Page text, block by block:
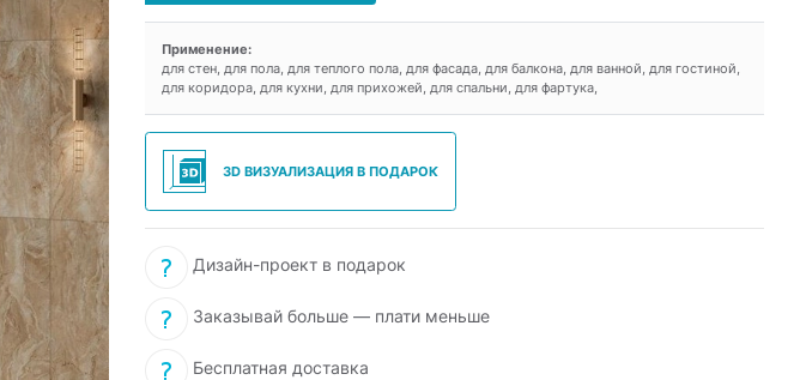
Применение:
для стен, для пола, для теплого пола, для фасада, для балкона, для ванной, для гостиной,
для коридора, для кухни, для прихожей, для спальни, для фартука,
3D ВИЗУАЛИЗАЦИЯ В ПОДАРОК
Дизайн-проект в подарок
Заказывай больше — плати меньше
Бесплатная доставка